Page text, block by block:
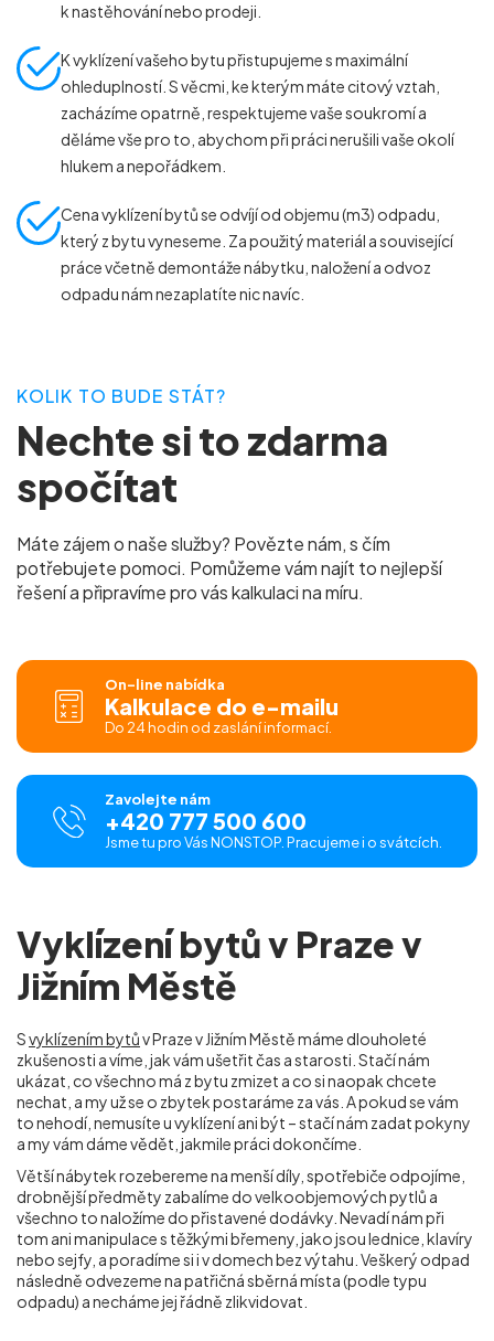
k nastěhování nebo prodeji.
K vyklízení vašeho bytu přistupujeme s maximální
ohleduplností. S věcmi, ke kterým máte citový vztah,
zacházíme opatrně, respektujeme vaše soukromí a
děláme vše pro to, abychom při práci nerušili vaše okolí
hlukem a nepořádkem.
Cena vyklízení bytů se odvíjí od objemu (m3) odpadu,
který z bytu vyneseme. Za použitý materiál a související
práce včetně demontáže nábytku, naložení a odvoz
odpadu nám nezaplatíte nic navíc.
KOLIK TO BUDE STÁT?
Nechte si to zdarma
spočítat
Máte zájem o naše služby? Povězte nám, s čím
potřebujete pomoci. Pomůžeme vám najít to nejlepší
řešení a připravíme pro vás kalkulaci na míru.
On-line nabídka
Kalkulace do e-mailu
Do 24 hodin od zaslání informací.
Zavolejte nám
+420 777 500 600
Jsme tu pro Vás NONSTOP. Pracujeme i o svátcích.
Vyklízení bytů v Praze v
Jižním Městě
Svyklízením bytův Praze v Jižním Městě máme dlouholeté
zkušenosti a víme, jak vám ušetřit čas a starosti. Stačí nám
ukázat, co všechno má z bytu zmizet a co si naopak chcete
nechat, a my už se o zbytek postaráme za vás. A pokud se vám
to nehodí, nemusíte u vyklízení ani být – stačí nám zadat pokyny
a my vám dáme vědět, jakmile práci dokončíme.
Větší nábytek rozebereme na menší díly, spotřebiče odpojíme,
drobnější předměty zabalíme do velkoobjemových pytlů a
všechno to naložíme do přistavené dodávky. Nevadí nám při
tom ani manipulace s těžkými břemeny, jako jsou lednice, klavíry
nebo sejfy, a poradíme si i v domech bez výtahu. Veškerý odpad
následně odvezeme na patřičná sběrná místa (podle typu
odpadu) a necháme jej řádně zlikvidovat.